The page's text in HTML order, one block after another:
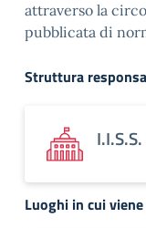
attraverso la
pubblicata di
Struttura
Luoghi in cui